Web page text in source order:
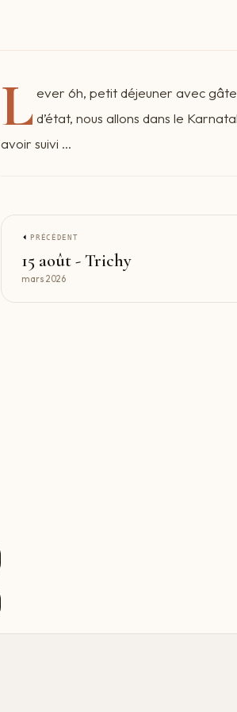
Lever 6h, petit déjeuner avec
d’état, nous allons dans le
avoir suivi ...
PRÉCÉDENT
15 août - Trichy
mars 2026